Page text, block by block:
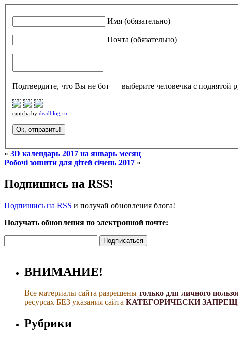
Имя (обязательно)
Почта (обязательно)
Подтвердите, что Вы не бот — выберите человечка с поднятой
captcha by deadblog.ru
« 3D календарь 2017 на январь месяц
Робочі зошити для дітей січень 2017 »
Подпишись на RSS!
Подпишись на RSS и получай обновления блога!
Получать обновления по электронной почте:
ВНИМАНИЕ!
Все материалы сайта разрешены только для личного
ресурсах БЕЗ указания сайта КАТЕГОРИЧЕСКИ
Рубрики